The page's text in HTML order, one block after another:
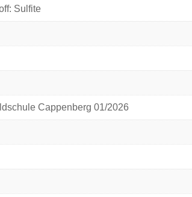
Sulfite
Cappenberg 01/2026